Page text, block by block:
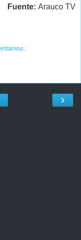
Fuente: Arauco TV
›